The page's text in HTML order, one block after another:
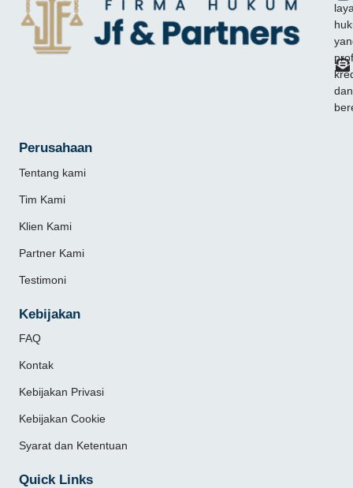
dan
Perusahaan
Tentang kami
Tim Kami
Klien Kami
Partner Kami
Testimoni
Kebijakan
FAQ
Kontak
Kebijakan Privasi
Kebijakan Cookie
Syarat dan Ketentuan
Quick Links